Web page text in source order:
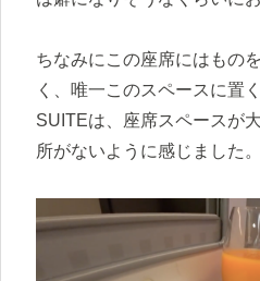
ちなみにこの座席にはもの
く、唯一このスペースに置
SUITEは、座席スペースが
所がないように感じました。